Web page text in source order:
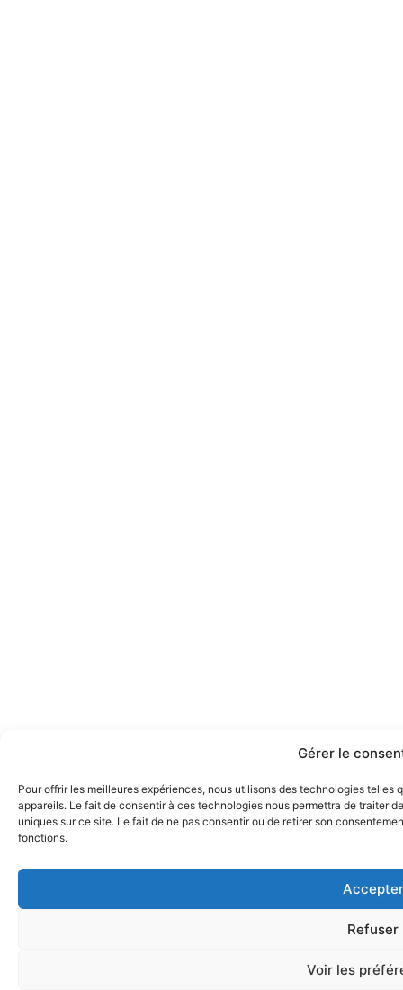
Gérer le
Pour offrir les meilleures expériences, nous utilisons des technologies
appareils. Le fait de consentir à ces technologies nous permettra de traiter
uniques sur ce site. Le fait de ne pas consentir ou de retirer son
fonctions.
Accepter
Refuser
Voir les